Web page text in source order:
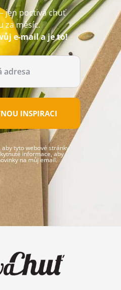
jen poctivá chuť
za měsíc.
e-mail a je to!
INSPIRACI
tyto webové stránky
informace, aby
na můj email.